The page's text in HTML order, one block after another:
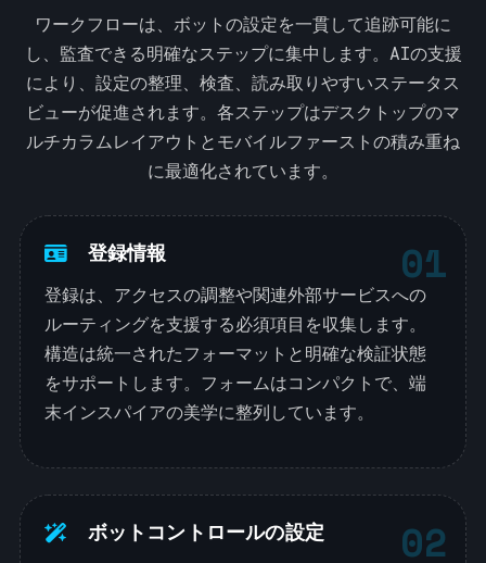
ワークフローは、ボットの設定を一貫して追跡可能に
し、監査できる明確なステップに集中します。AIの支援
により、設定の整理、検査、読み取りやすいステータス
ビューが促進されます。各ステップはデスクトップのマ
ルチカラムレイアウトとモバイルファーストの積み重ね
に最適化されています。
01
登録情報
登録は、アクセスの調整や関連外部サービスへの
ルーティングを支援する必須項目を収集します。
構造は統一されたフォーマットと明確な検証状態
をサポートします。フォームはコンパクトで、端
末インスパイアの美学に整列しています。
02
ボットコントロールの設定